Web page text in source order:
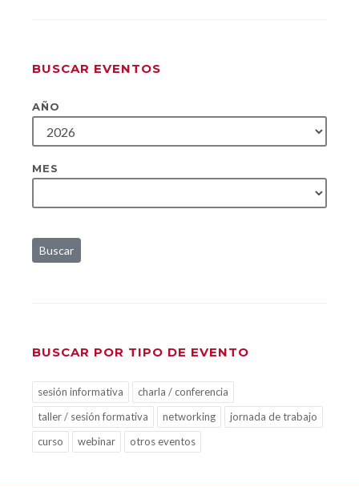
BUSCAR EVENTOS
AÑO
MES
Buscar
BUSCAR POR TIPO DE EVENTO
sesión informativa
charla / conferencia
taller / sesión formativa
networking
jornada de trabajo
curso
webinar otros eventos